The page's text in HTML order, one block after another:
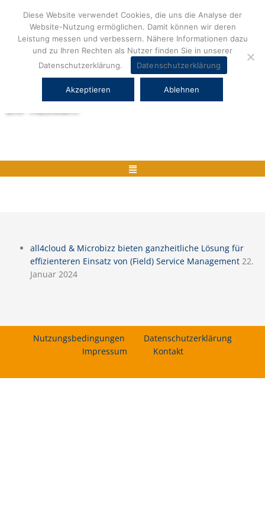
springen
Herstellerneutrale ERP Beratung und
Menü
all4cloud & Microbizz bieten ganzheitliche Lösung für
effizienteren Einsatz von (Field) Service Management 22.
Januar 2024
Nutzungsbedingungen
Datenschutzerklärung
Impressum
Kontakt
Diese Website verwendet Cookies, die uns die Analyse der
Website-Nutzung ermöglichen. Damit können wir deren
Leistung messen und verbessern. Nähere Informationen dazu
und zu Ihren Rechten als Nutzer finden Sie in unserer
Datenschutzerklärung.
Datenschutzerklärung
Akzeptieren Ablehnen